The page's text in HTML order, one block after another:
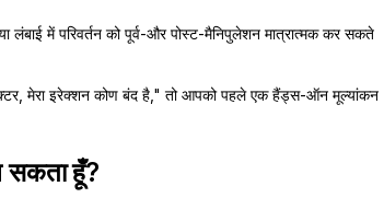
में परिवर्तन को पूर्व-और पोस्ट-मैनिपुलेशन मात्रात्मक कर सकते
मेरा इरेक्शन कोण बंद है," तो आपको पहले एक हैंड्स-ऑन मूल्यांकन
सकता हूँ?